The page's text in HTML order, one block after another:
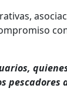
pescadores